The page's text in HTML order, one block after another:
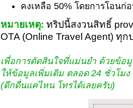
คงเหลือ 50% โดยการโอนก่
หมายเหตุ: ทริปนี้สงวนสิทธิ์
OTA (Online Travel Agent) ทุก
เพื่อการตัดสินใจที่แม่นยำ ด้วยข้อ
ให้ข้อมูลเพิ่มเติม ตลอด 24 ชั่วโม
(ดึกดื่นแค่ไหน โทรได้เลยครับ)